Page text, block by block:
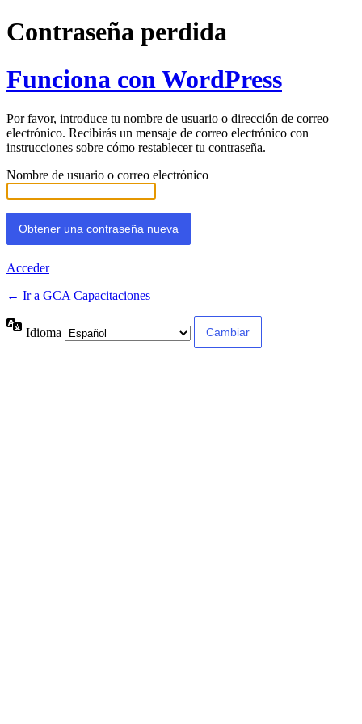
Contraseña perdida
Funciona con WordPress
Por favor, introduce tu nombre de usuario o dirección de correo
electrónico. Recibirás un mensaje de correo electrónico con
instrucciones sobre cómo restablecer tu contraseña.
Nombre de usuario o correo electrónico
Acceder
← Ir a GCA Capacitaciones
Idioma